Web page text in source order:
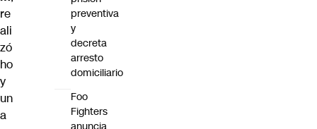
re
ali
zó
ho
y
un
a
preventiva
y
decreta
arresto
domiciliario
Foo
Fighters
anuncia